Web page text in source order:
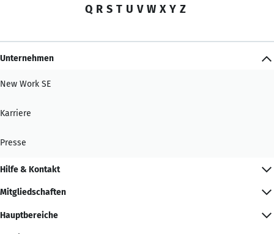
Q R S T U V W X Y Z
Unternehmen
New Work SE
Karriere
Presse
Hilfe & Kontakt
Mitgliedschaften
Hauptbereiche